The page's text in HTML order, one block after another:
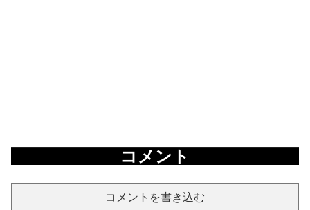
コメント
コメントを書き込む